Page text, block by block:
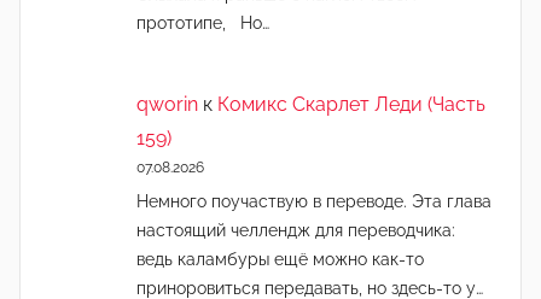
прототипе, Но…
qworin к Комикс Скарлет Леди (Часть
159)
07.08.2026
Немного поучаствую в переводе. Эта глава
настоящий челлендж для переводчика:
ведь каламбуры ещё можно как-то
приноровиться передавать, но здесь-то у…